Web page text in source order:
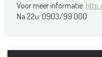
Voor meer informatie:
Na 22u: 0903/99 000